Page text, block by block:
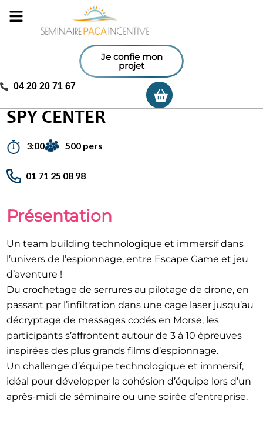
Je confie mon
projet
04 20 20 71 67
Spy Center
SPY CENTER
3:00 500 pers
01 71 25 08 98
Présentation
Un team building technologique et immersif dans
l’univers de l’espionnage, entre Escape Game et jeu
d’aventure !
Du crochetage de serrures au pilotage de drone, en
passant par l’infiltration dans une cage laser jusqu’au
décryptage de messages codés en Morse, les
participants s’affrontent autour de 3 à 10 épreuves
inspirées des plus grands films d’espionnage.
Un challenge d’équipe technologique et immersif,
idéal pour développer la cohésion d’équipe lors d’un
après-midi de séminaire ou une soirée d’entreprise.